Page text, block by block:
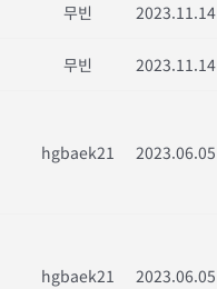
무빈 2023.11.14
무빈 2023.11.14
hgbaek21 2023.06.05
hgbaek21 2023.06.05